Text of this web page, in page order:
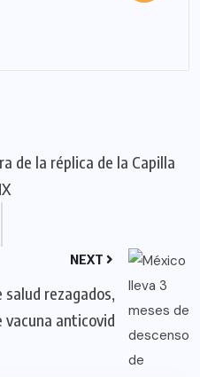
de la réplica de la Capilla
NEXT
rezagados,
vacuna anticovid